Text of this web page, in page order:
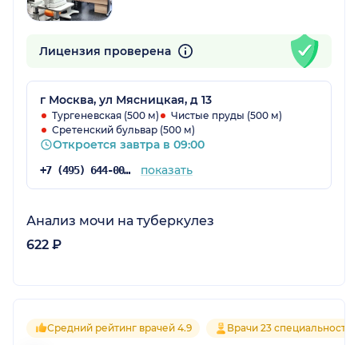
Лицензия проверена
г Москва, ул Мясницкая, д 13
Тургеневская (500 м)
Чистые пруды (500 м)
Сретенский бульвар (500 м)
Откроется завтра в 09:00
+7 (495) 644-00-26 показать
Анализ мочи на туберкулез
622 ₽
Средний рейтинг врачей 4.9 Врачи 23 специальностей